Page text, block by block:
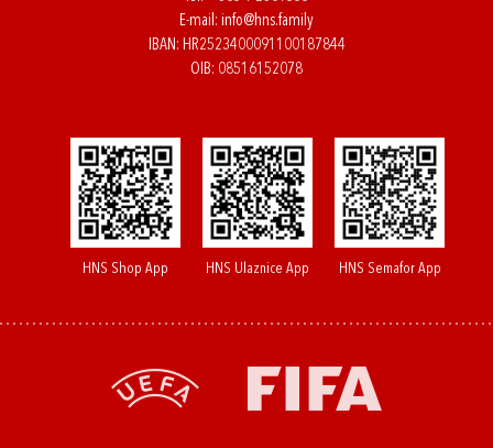
E-mail: info@hns.family
IBAN: HR2523400091100187844
OIB: 08516152078
HNS Shop App HNS Ulaznice App HNS Semafor App